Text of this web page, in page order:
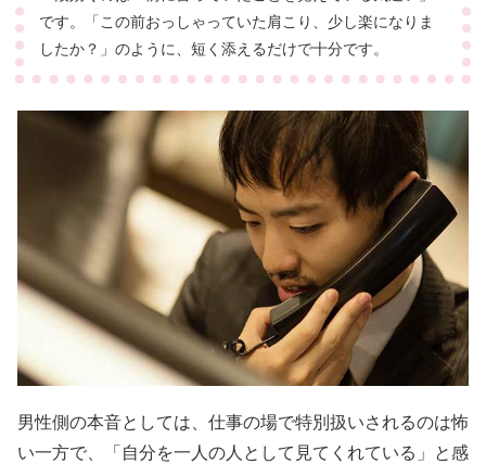
です。「この前おっしゃっていた肩こり、少し楽になりま
したか？」のように、短く添えるだけで十分です。
男性側の本音としては、仕事の場で特別扱いされるのは怖
い一方で、「自分を一人の人として見てくれている」と感